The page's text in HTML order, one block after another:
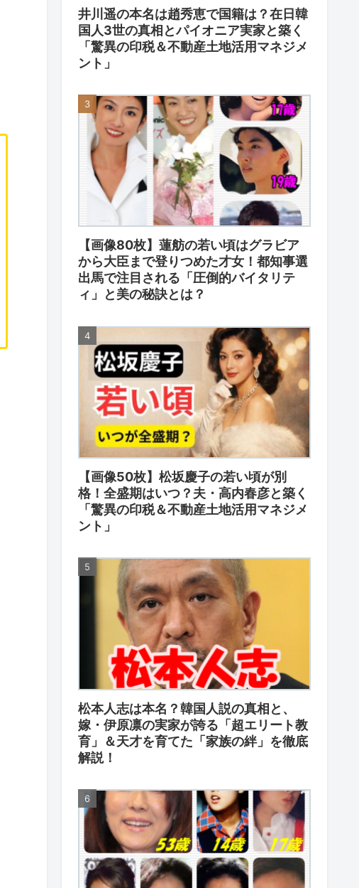
井川遥の本名は趙秀恵で国籍は？在日韓
国人3世の真相とパイオニア実家と築く
「驚異の印税＆不動産土地活用マネジメ
ント」
【画像80枚】蓮舫の若い頃はグラビア
から大臣まで登りつめた才女！都知事選
出馬で注目される「圧倒的バイタリテ
ィ」と美の秘訣とは？
【画像50枚】松坂慶子の若い頃が別
格！全盛期はいつ？夫・高内春彦と築く
「驚異の印税＆不動産土地活用マネジメ
ント」
松本人志は本名？韓国人説の真相と、
嫁・伊原凛の実家が誇る「超エリート教
育」＆天才を育てた「家族の絆」を徹底
解説！